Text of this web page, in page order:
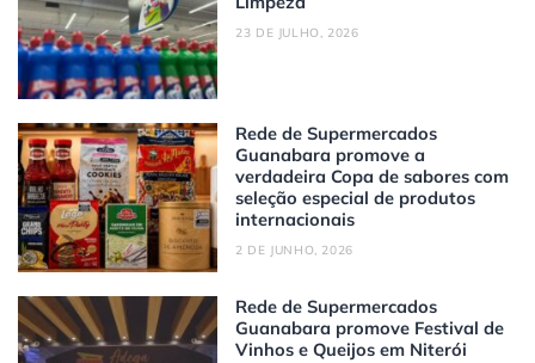
23 DE JULHO, 2026
Rede de Supermercados
Guanabara promove a
verdadeira Copa de sabores com
seleção especial de produtos
internacionais
2 DE JUNHO, 2026
Rede de Supermercados
Guanabara promove Festival de
Vinhos e Queijos em Niterói